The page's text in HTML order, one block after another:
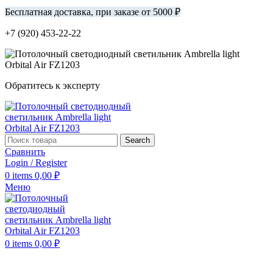
Бесплатная доставка, при заказе от 5000 ₽
+7 (920) 453-22-22
Обратитесь к эксперту
Search
Сравнить
Login / Register
0 items 0,00 ₽
Меню
0 items 0,00 ₽